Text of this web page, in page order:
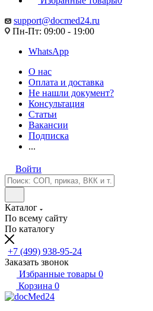
support@docmed24.ru
Пн-Пт: 09:00 - 19:00
WhatsApp
О нас
Оплата и доставка
Не нашли документ?
Консультация
Статьи
Вакансии
Подписка
...
Войти
Каталог
По всему сайту
По каталогу
+7 (499) 938-95-24
Заказать звонок
Избранные товары 0
Корзина 0